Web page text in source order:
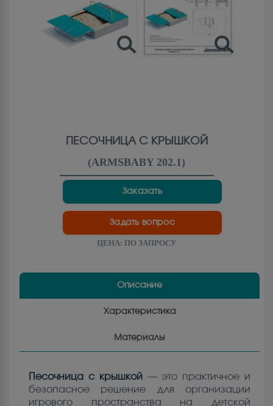
ПЕСОЧНИЦА С КРЫШКОЙ
(ARMSBABY 202.1)
Заказать
Задать вопрос
ЦЕНА: ПО ЗАПРОСУ
Описание
Характеристика
Материалы
Песочница с крышкой— это практичное и
безопасное решение для организации
игрового пространства на детской